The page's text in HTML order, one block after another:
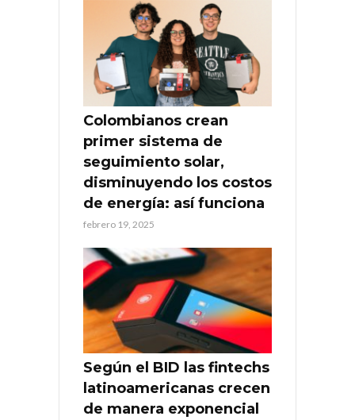
Colombianos crean
primer sistema de
seguimiento solar,
disminuyendo los costos
de energía: así funciona
febrero 19, 2025
Según el BID las fintechs
latinoamericanas crecen
de manera exponencial